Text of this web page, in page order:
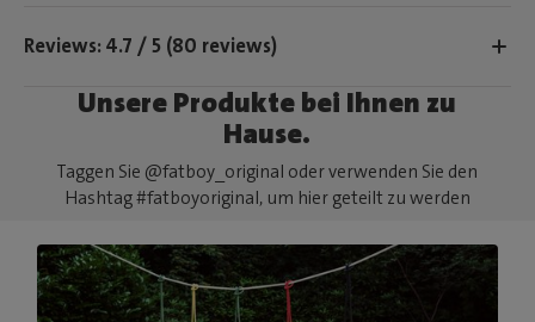
Reviews: 4.7 / 5 (80 reviews)
Unsere Produkte bei Ihnen zu
Hause.
Taggen Sie @fatboy_original oder verwenden Sie den
Hashtag #fatboyoriginal, um hier geteilt zu werden